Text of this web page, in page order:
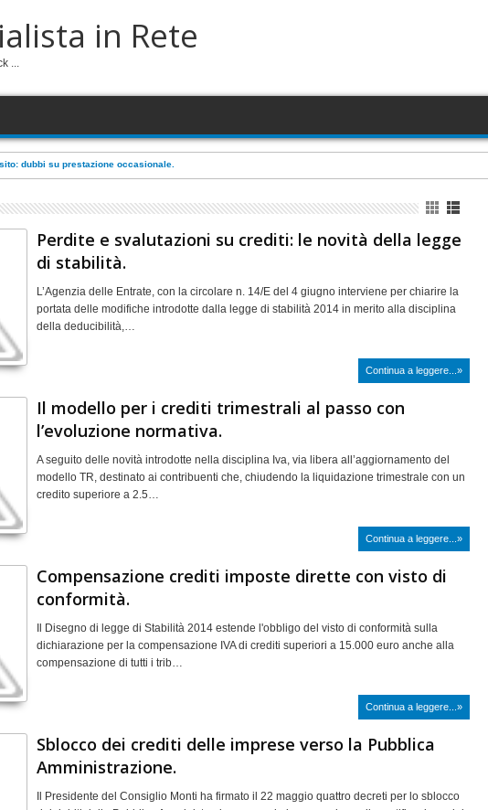
in Rete
...
dubbi su prestazione occasionale.
Perdite e svalutazioni su crediti: le novità della legge
di stabilità.
L’Agenzia delle Entrate, con la circolare n. 14/E del 4 giugno interviene per chiarire la
portata delle modifiche introdotte dalla legge di stabilità 2014 in merito alla disciplina
della deducibilità,…
Continua a leggere...»
Il modello per i crediti trimestrali al passo con
l’evoluzione normativa.
A seguito delle novità introdotte nella disciplina Iva, via libera all’aggiornamento del
modello TR, destinato ai contribuenti che, chiudendo la liquidazione trimestrale con un
credito superiore a 2.5…
Continua a leggere...»
Compensazione crediti imposte dirette con visto di
conformità.
Il Disegno di legge di Stabilità 2014 estende l'obbligo del visto di conformità sulla
dichiarazione per la compensazione IVA di crediti superiori a 15.000 euro anche alla
compensazione di tutti i trib…
Continua a leggere...»
Sblocco dei crediti delle imprese verso la Pubblica
Amministrazione.
Il Presidente del Consiglio Monti ha firmato il 22 maggio quattro decreti per lo sblocco